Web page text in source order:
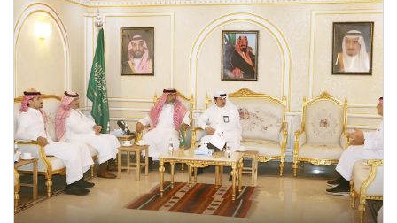
الخدمات
المركز الإعلامي
فعاليات الغرفة
فعاليات الجوف